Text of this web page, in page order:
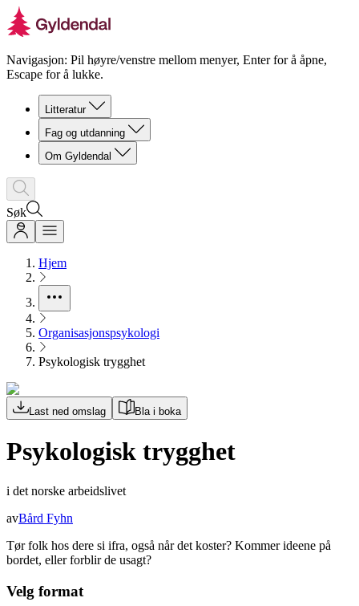
Navigasjon: Pil høyre/venstre mellom menyer, Enter for å åpne,
Escape for å lukke.
Litteratur
Fag og utdanning
Om Gyldendal
Søk
Hjem
Organisasjonspsykologi
Psykologisk trygghet
Last ned omslag Bla i boka
Psykologisk trygghet
i det norske arbeidslivet
avBård Fyhn
Tør folk hos dere si ifra, også når det koster? Kommer ideene på
bordet, eller forblir de usagt?
Velg format